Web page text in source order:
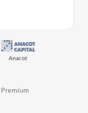
Anacot